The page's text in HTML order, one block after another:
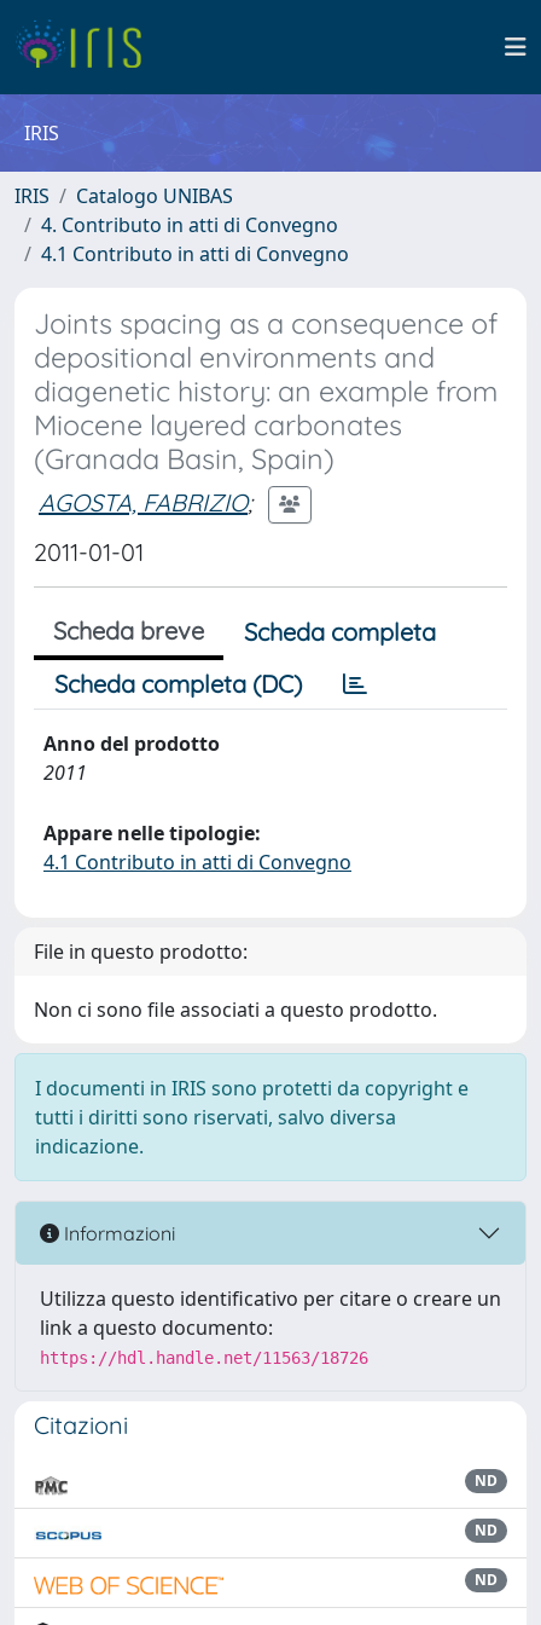
IRIS
IRIS
Catalogo UNIBAS
4. Contributo in atti di Convegno
4.1 Contributo in atti di Convegno
Joints spacing as a consequence of
depositional environments and
diagenetic history: an example from
Miocene layered carbonates
(Granada Basin, Spain)
AGOSTA, FABRIZIO;
2011-01-01
Scheda breve
Scheda completa
Scheda completa (DC)
Anno del prodotto
2011
Appare nelle tipologie:
4.1 Contributo in atti di Convegno
File in questo prodotto:
Non ci sono file associati a questo prodotto.
I documenti in IRIS sono protetti da copyright e
tutti i diritti sono riservati, salvo diversa
indicazione.
Informazioni
Utilizza questo identificativo per citare o creare un
link a questo documento:
https://hdl.handle.net/11563/18726
Citazioni
ND
ND
ND